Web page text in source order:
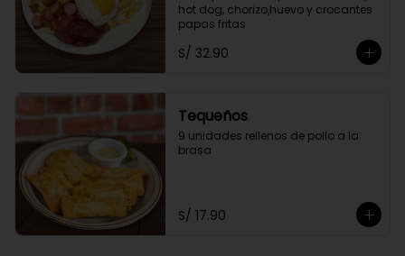
hot dog, chorizo,huevo y crocantes
papas fritas
S/ 32.90
Tequeños
9 unidades rellenos de pollo a la
brasa
S/ 17.90